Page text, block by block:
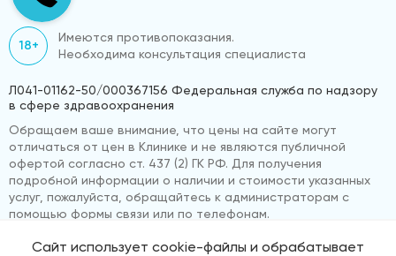
18+
Имеются противопоказания.
Необходима консультация специалиста
Л041-01162-50/000367156 Федеральная служба по надзору
в сфере здравоохранения
Обращаем ваше внимание, что цены на сайте могут
отличаться от цен в Клинике и не являются публичной
офертой согласно ст. 437 (2) ГК РФ. Для получения
подробной информации о наличии и стоимости указанных
услуг, пожалуйста, обращайтесь к администраторам с
помощью формы связи или по телефонам.
Сайт использует cookie-файлы и обрабатывает